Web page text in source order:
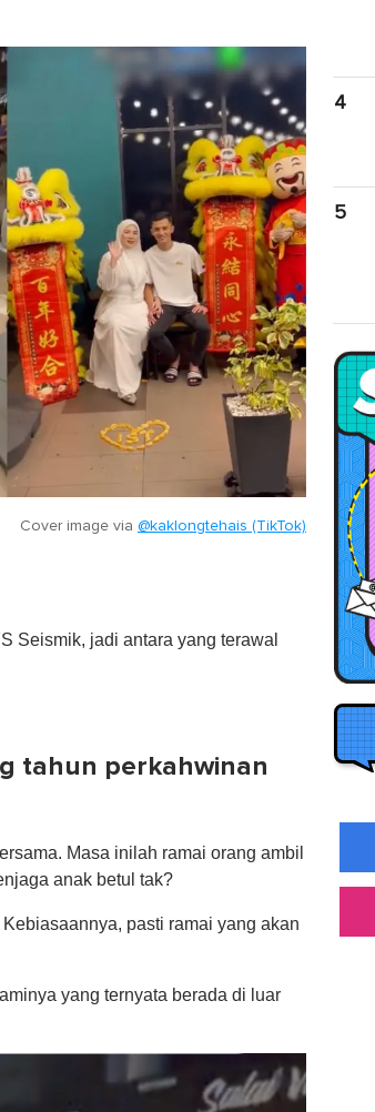
Cover image via @kaklongtehais (TikTok)
Seismik, jadi antara yang terawal
tahun perkahwinan
Masa inilah ramai orang ambil
anak betul tak?
pasti ramai yang akan
yang ternyata berada di luar
4
5